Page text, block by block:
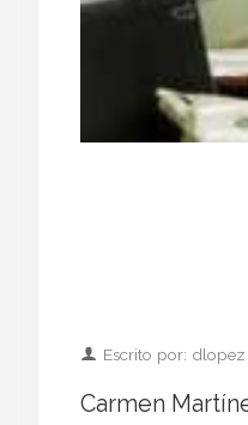
Escrito por:
Carmen